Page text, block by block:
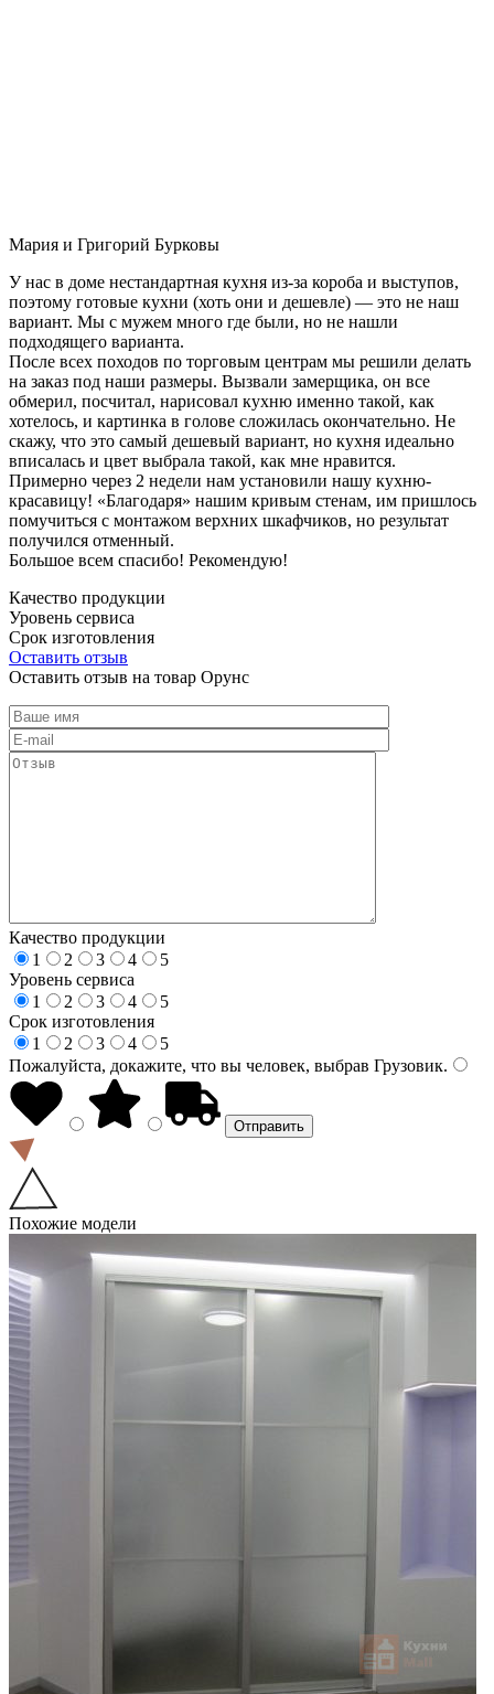
Мария и Григорий Бурковы
У нас в доме нестандартная кухня из-за короба и выступов,
поэтому готовые кухни (хоть они и дешевле) — это не наш
вариант. Мы с мужем много где были, но не нашли
подходящего варианта.
После всех походов по торговым центрам мы решили делать
на заказ под наши размеры. Вызвали замерщика, он все
обмерил, посчитал, нарисовал кухню именно такой, как
хотелось, и картинка в голове сложилась окончательно. Не
скажу, что это самый дешевый вариант, но кухня идеально
вписалась и цвет выбрала такой, как мне нравится.
Примерно через 2 недели нам установили нашу кухню-
красавицу! «Благодаря» нашим кривым стенам, им пришлось
помучиться с монтажом верхних шкафчиков, но результат
получился отменный.
Большое всем спасибо! Рекомендую!
Качество продукции
Уровень сервиса
Срок изготовления
Оставить отзыв
Оставить отзыв на товар Орунс
Качество продукции
1
2 3 4
5
Уровень сервиса
1
2 3 4
5
Срок изготовления
1
2 3 4
5
Пожалуйста, докажите, что вы человек, выбрав Грузовик.
Похожие модели